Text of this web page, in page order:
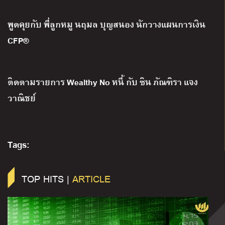
พูดคุยกับ พี่ลูกหมู นฤมล บุญสนอง นักวางแผนการเงิน
CFP®
ติดตามรายการWealthy Noหนี้ กับ ซิน ภัณฑิรา แจง
วาณิชย์
Tags:
TOP HITS | ARTICLE